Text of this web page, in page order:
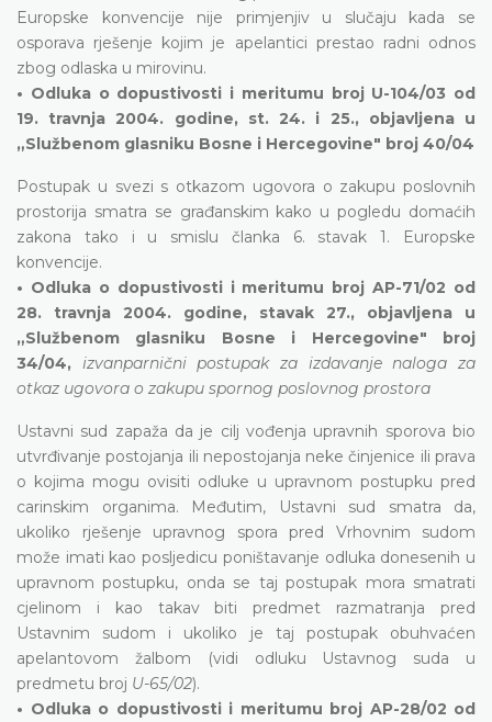
Europske konvencije nije primjenjiv u slučaju kada se
osporava rješenje kojim je apelantici prestao radni odnos
zbog odlaska u mirovinu.
• Odluka o dopustivosti i meritumu broj U-104/03 od
19. travnja 2004. godine, st. 24. i 25., objavljena u
„Službenom glasniku Bosne i Hercegovine" broj 40/04
Postupak u svezi s otkazom ugovora o zakupu poslovnih
prostorija smatra se građanskim kako u pogledu domaćih
zakona tako i u smislu članka 6. stavak 1. Europske
konvencije.
• Odluka o dopustivosti i meritumu broj AP-71/02 od
28. travnja 2004. godine, stavak 27., objavljena u
„Službenom glasniku Bosne i Hercegovine" broj
34/04, izvanparnični postupak za izdavanje naloga za
otkaz ugovora o zakupu spornog poslovnog prostora
Ustavni sud zapaža da je cilj vođenja upravnih sporova bio
utvrđivanje postojanja ili nepostojanja neke činjenice ili prava
o kojima mogu ovisiti odluke u upravnom postupku pred
carinskim organima. Međutim, Ustavni sud smatra da,
ukoliko rješenje upravnog spora pred Vrhovnim sudom
može imati kao posljedicu poništavanje odluka donesenih u
upravnom postupku, onda se taj postupak mora smatrati
cjelinom i kao takav biti predmet razmatranja pred
Ustavnim sudom i ukoliko je taj postupak obuhvaćen
apelantovom žalbom (vidi odluku Ustavnog suda u
predmetu broj U-65/02).
• Odluka o dopustivosti i meritumu broj AP-28/02 od